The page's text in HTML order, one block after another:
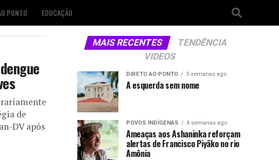
PONTO EDUCAÇÃO
de
DV após
MAIS RECENTES
TENDÊNCIA
VIDEOS
DIRETO AO PONTO 3 semanas ago
A esquerda sem nome
POVOS INDÍGENAS 4 semanas ago
Ameaças aos Ashaninka reforçam
alertas de Francisco Piyãko no rio
Amônia